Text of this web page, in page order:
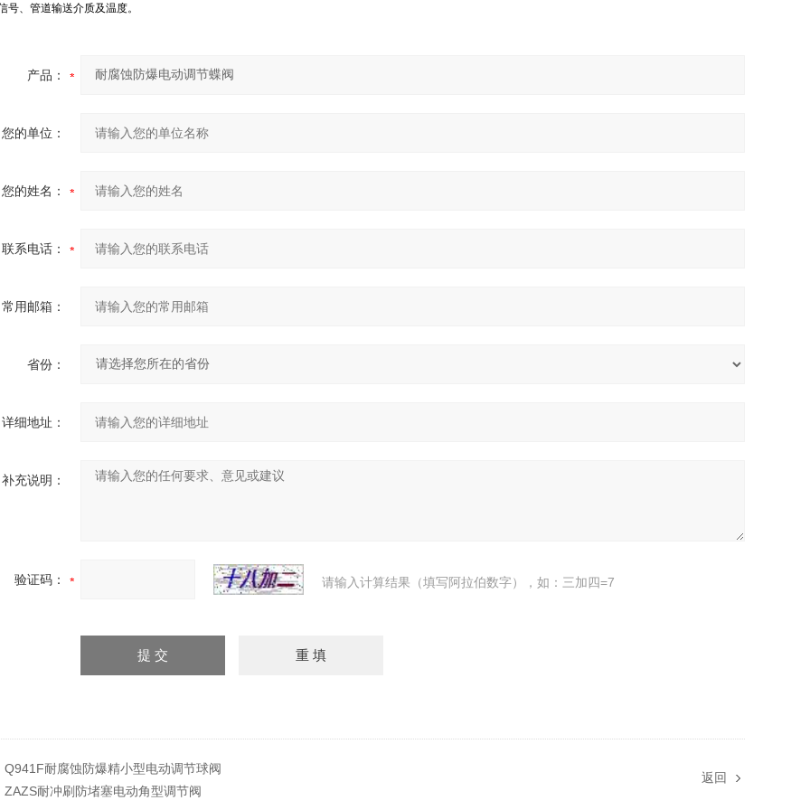
号、管道输送介质及温度。
产品：
您的单位：
您的姓名：
联系电话：
常用邮箱：
省份：
详细地址：
补充说明：
验证码： 请输入计算结果（填写阿拉伯数字），如：三加四=7
Q941F耐腐蚀防爆精小型电动调节球阀
ZAZS耐冲刷防堵塞电动角型调节阀
返回